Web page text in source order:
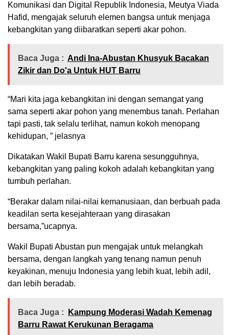
Komunikasi dan Digital Republik Indonesia, Meutya Viada
Hafid, mengajak seluruh elemen bangsa untuk menjaga
kebangkitan yang diibaratkan seperti akar pohon.
Baca Juga : Andi Ina-Abustan Khusyuk Bacakan
Zikir dan Do'a Untuk HUT Barru
“Mari kita jaga kebangkitan ini dengan semangat yang
sama seperti akar pohon yang menembus tanah. Perlahan
tapi pasti, tak selalu terlihat, namun kokoh menopang
kehidupan, ” jelasnya
Dikatakan Wakil Bupati Barru karena sesungguhnya,
kebangkitan yang paling kokoh adalah kebangkitan yang
tumbuh perlahan.
“Berakar dalam nilai-nilai kemanusiaan, dan berbuah pada
keadilan serta kesejahteraan yang dirasakan
bersama,”ucapnya.
Wakil Bupati Abustan pun mengajak untuk melangkah
bersama, dengan langkah yang tenang namun penuh
keyakinan, menuju Indonesia yang lebih kuat, lebih adil,
dan lebih beradab.
Baca Juga :
Kampung Moderasi Wadah Kemenag
Barru Rawat Kerukunan Beragama